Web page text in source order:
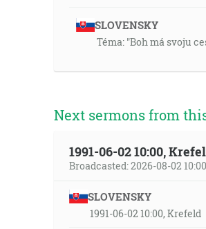
SLOVENSKY
Téma: "Boh má svoju
Next sermons from
1991-06-02 10:00,
Broadcasted: 2026-08-02 10:00
SLOVENSKY
1991-06-02 10:00, Krefeld